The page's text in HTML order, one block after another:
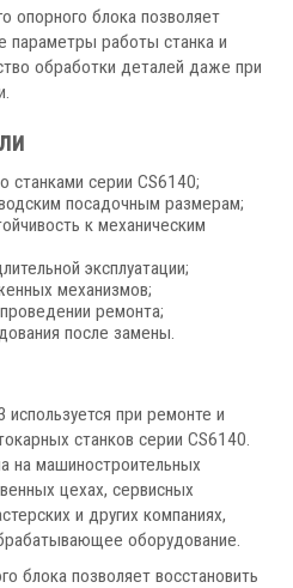
опорного блока позволяет
параметры работы станка и
обработки деталей даже при
станками серии CS6140;
посадочным размерам;
к механическим
эксплуатации;
механизмов;
ремонта;
после замены.
при ремонте и
станков серии CS6140.
на машиностроительных
цехах, сервисных
и других компаниях,
оборудование.
блока позволяет восстановить